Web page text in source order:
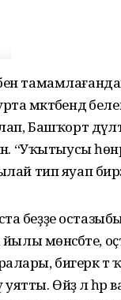
мәктәбендә
Башҡорт
“Уҡытыусы
тип яуап
беҙҙе
мөнәсәбәте,
бигерәк
Өйҙә лә